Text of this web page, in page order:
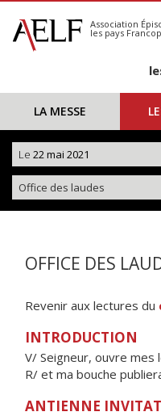
S'abonner
Calendrier
Association
les pays
LA MESSE
Le 22 mai 2021
Office des laudes
OFFICE DES
Revenir aux lectures du
INTRODUCTION
V/ Seigneur, ouvre mes
R/ et ma bouche
ANTIENNE